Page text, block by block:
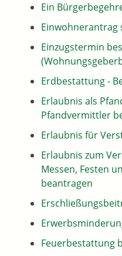
Ein
Einwohnerantrag
Einzugstermin
Erdbestattung -
Erlaubnis als
Pfandvermittler
Erlaubnis für
Erlaubnis zum
Messen, Festen
beantragen
Feuerbestattung